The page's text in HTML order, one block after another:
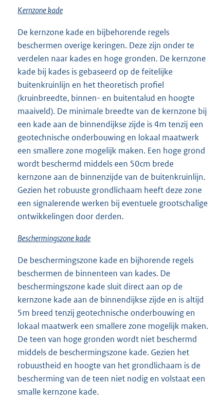
Kernzone kade
De kernzone kade en bijbehorende regels
beschermen overige keringen. Deze zijn onder te
verdelen naar kades en hoge gronden. De kernzone
kade bij kades is gebaseerd op de feitelijke
buitenkruinlijn en het theoretisch profiel
(kruinbreedte, binnen- en buitentalud en hoogte
maaiveld). De minimale breedte van de kernzone bij
een kade aan de binnendijkse zijde is 4m tenzij een
geotechnische onderbouwing en lokaal maatwerk
een smallere zone mogelijk maken. Een hoge grond
wordt beschermd middels een 50cm brede
kernzone aan de binnenzijde van de buitenkruinlijn.
Gezien het robuuste grondlichaam heeft deze zone
een signalerende werken bij eventuele grootschalige
ontwikkelingen door derden.
Beschermingszone kade
De beschermingszone kade en bijhorende regels
beschermen de binnenteen van kades. De
beschermingszone kade sluit direct aan op de
kernzone kade aan de binnendijkse zijde en is altijd
5m breed tenzij geotechnische onderbouwing en
lokaal maatwerk een smallere zone mogelijk maken.
De teen van hoge gronden wordt niet beschermd
middels de beschermingszone kade. Gezien het
robuustheid en hoogte van het grondlichaam is de
bescherming van de teen niet nodig en volstaat een
smalle kernzone kade.